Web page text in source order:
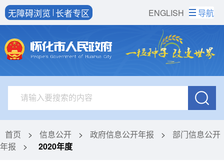
ENGLISH
无障碍浏览 长者专区 导航
首页 > 信息公开 > 政府信息公开年报 >
部门信息公开
年报
> 2020年度